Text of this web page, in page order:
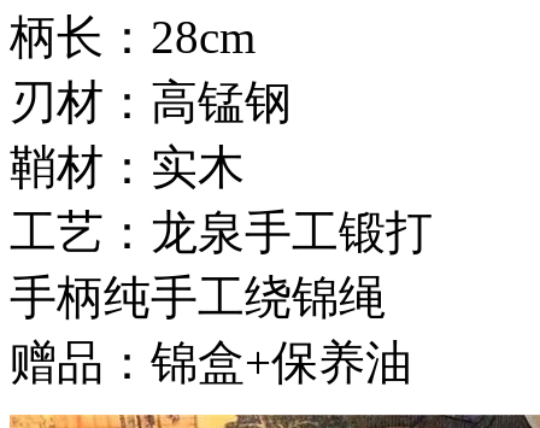
柄长：28cm
刃材：高锰钢
鞘材：实木
工艺：龙泉手工锻打
手柄纯手工绕锦绳
赠品：锦盒+保养油